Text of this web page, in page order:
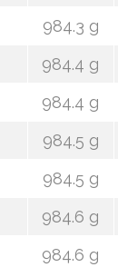
984.3 g
984.4 g
984.4 g
984.5 g
984.5 g
984.6 g
984.6 g